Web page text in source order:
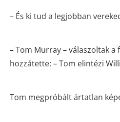
– És ki tud a legjobban
– Tom Murray – válaszoltak a
hozzátette: – Tom elintézi
Tom megpróbált ártatlan